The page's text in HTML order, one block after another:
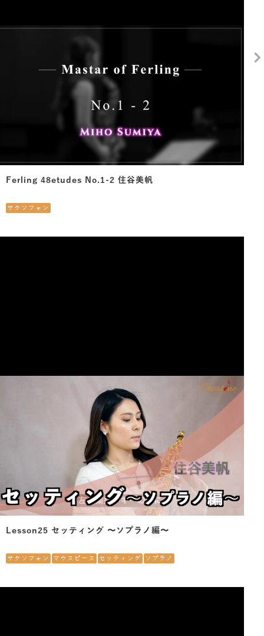
Ferling 48etudes No.1-2 住谷美帆
サクソフォン
Lesson25 セッティング 〜ソプラノ編〜
サクソフォン マウスピース セッティング ソプラノ